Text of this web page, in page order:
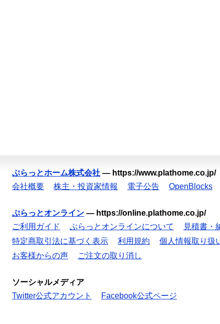
ぷらっとホーム株式会社 — https://www.plathome.co.jp/
会社概要
株主・投資家情報 電子公告 OpenBlocks
ぷらっとオンライン — https://online.plathome.co.jp/
ご利用ガイド
ぷらっとオンラインについて 見積書・
特定商取引法に基づく表示
利用規約 個人情報取り扱
お客様からの声
ご注文の取り消し
ソーシャルメディア
Twitter公式アカウント
Facebook公式ページ